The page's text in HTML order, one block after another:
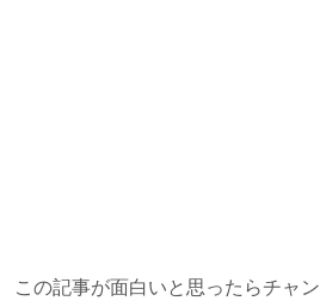
この記事が面白いと思ったらチャ